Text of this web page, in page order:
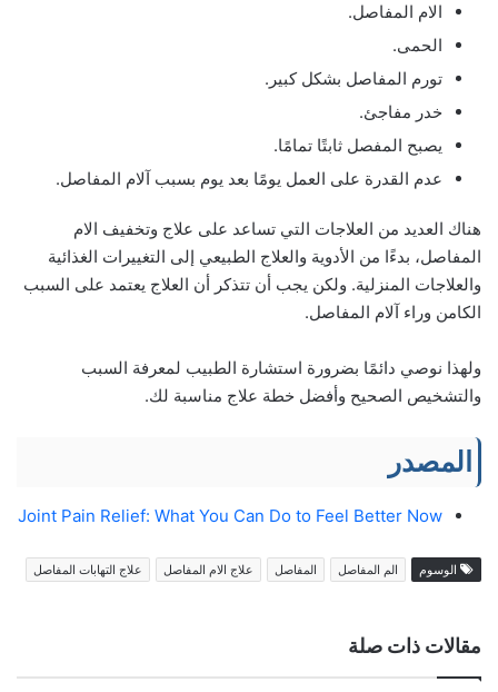
الام المفاصل.
الحمى.
تورم المفاصل بشكل كبير.
خدر مفاجئ.
يصبح المفصل ثابتًا تمامًا.
عدم القدرة على العمل يومًا بعد يوم بسبب آلام المفاصل.
هناك العديد من العلاجات التي تساعد على علاج وتخفيف الام
المفاصل، بدءًا من الأدوية والعلاج الطبيعي إلى التغييرات الغذائية
والعلاجات المنزلية. ولكن يجب أن تتذكر أن العلاج يعتمد على السبب
الكامن وراء آلام المفاصل.
ولهذا نوصي دائمًا بضرورة استشارة الطبيب لمعرفة السبب
والتشخيص الصحيح وأفضل خطة علاج مناسبة لك.
المصدر
Joint Pain Relief: What You Can Do to Feel Better Now
الوسوم الم المفاصل المفاصل علاج الام المفاصل علاج التهابات المفاصل
مقالات ذات صلة